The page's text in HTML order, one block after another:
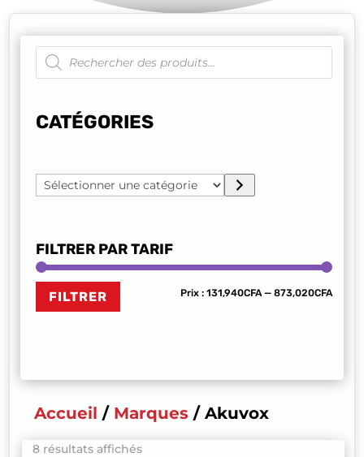
Recherche
de
produits
CATÉGORIES
Sélectionner
une
FILTRER PAR TARIF
Prix
Prix
FILTRER Prix : 131,940CFA— 873,020CFA
Accueil / Marques / Akuvox
8 résultats affichésTrié